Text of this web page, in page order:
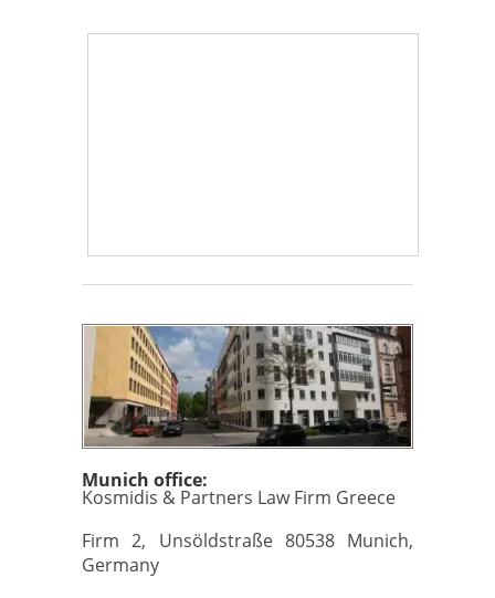
Munich office:
Kosmidis & Partners Law Firm Greece
Firm 2, Unsöldstraße 80538 Munich,
Germany